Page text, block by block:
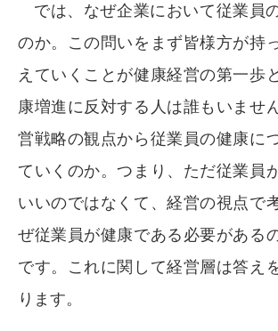
では、なぜ企業において従業員
のか。この問いをまず皆様方が持
えていくことが健康経営の第一歩
康増進に反対する人は誰もいませ
営戦略の観点から従業員の健康に
ていくのか。つまり、ただ従業員
いいのではなくて、経営の視点で
ぜ従業員が健康である必要がある
です。これに関して経営層は答え
ります。